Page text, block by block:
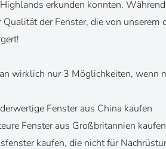
erkunden konnten.
der Fenster, die von
wirklich nur 3 Möglichkeiten, wenn
Fenster aus China kaufen
Fenster aus Großbritannien kaufen
kaufen, die nicht für